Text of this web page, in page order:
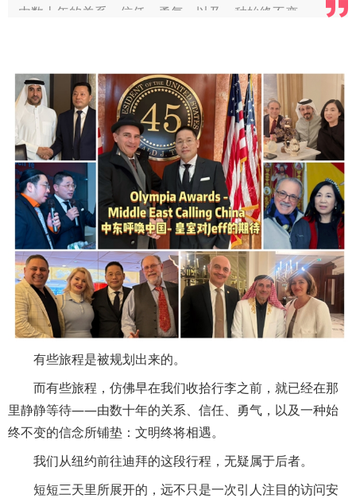
由数十年的关系、信任、勇气，以及一种始终不变
有些旅程是被规划出来的。
而有些旅程，仿佛早在我们收拾行李之前，就已经在那
里静静等待——由数十年的关系、信任、勇气，以及一种始
终不变的信念所铺垫：文明终将相遇。
我们从纽约前往迪拜的这段行程，无疑属于后者。
短短三天里所展开的，远不只是一次引人注目的访问安